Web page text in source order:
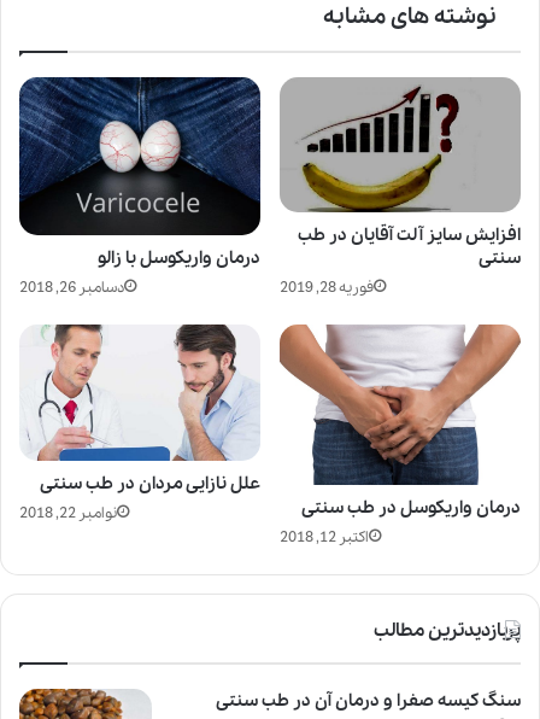
نوشته های مشابه
درمان واریکوسل با زالو
دسامبر 26, 2018
افزایش سایز آلت آقایان در طب
سنتی
فوریه 28, 2019
علل نازایی مردان در طب سنتی
نوامبر 22, 2018 درمان واریکوسل در طب سنتی
اکتبر 12, 2018
پربازدیدترین مطالب
سنگ کیسه صفرا و درمان آن در طب سنتی